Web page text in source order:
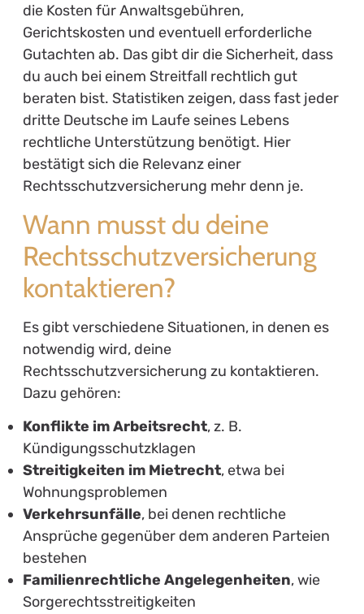
die Kosten für Anwaltsgebühren,
Gerichtskosten und eventuell erforderliche
Gutachten ab. Das gibt dir die Sicherheit, dass
du auch bei einem Streitfall rechtlich gut
beraten bist. Statistiken zeigen, dass fast jeder
dritte Deutsche im Laufe seines Lebens
rechtliche Unterstützung benötigt. Hier
bestätigt sich die Relevanz einer
Rechtsschutzversicherung mehr denn je.
Wann musst du deine
Rechtsschutzversicherung
kontaktieren?
Es gibt verschiedene Situationen, in denen es
notwendig wird, deine
Rechtsschutzversicherung zu kontaktieren.
Dazu gehören:
Konflikte im Arbeitsrecht, z. B.
Kündigungsschutzklagen
Streitigkeiten im Mietrecht, etwa bei
Wohnungsproblemen
Verkehrsunfälle, bei denen rechtliche
Ansprüche gegenüber dem anderen Parteien
bestehen
Familienrechtliche Angelegenheiten, wie
Sorgerechtsstreitigkeiten